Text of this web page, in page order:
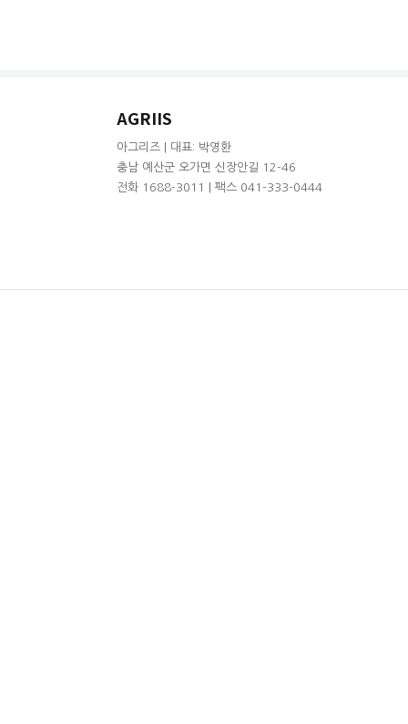
AGRIIS
아그리즈 | 대표: 박영환
충남 예산군 오가면 신장안길 12-46
전화 1688-3011 | 팩스 041-333-0444